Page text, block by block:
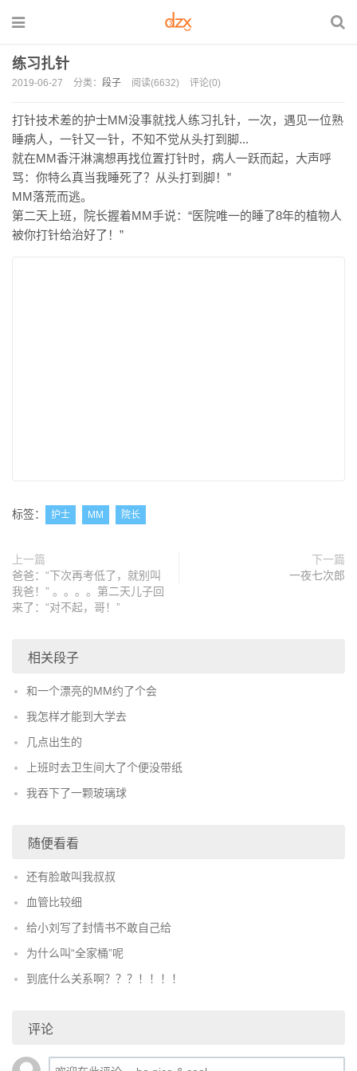
练习扎针
2019-06-27 分类： 段子 阅读(6632) 评论(0)
打针技术差的护士MM没事就找人练习扎针，一次，遇见一位熟
睡病人，一针又一针，不知不觉从头打到脚...
就在MM香汗淋漓想再找位置打针时，病人一跃而起，大声呼
骂：你特么真当我睡死了？从头打到脚！”
MM落荒而逃。
第二天上班，院长握着MM手说：“医院唯一的睡了8年的植物人
被你打针给治好了！”
标签： 护士 MM 院长
上一篇
爸爸：“下次再考低了，就别叫
我爸！” 。。。。第二天儿子回
来了：“对不起，哥！”
下一篇
一夜七次郎
相关段子
和一个漂亮的MM约了个会
我怎样才能到大学去
几点出生的
上班时去卫生间大了个便没带纸
我吞下了一颗玻璃球
随便看看
还有脸敢叫我叔叔
血管比较细
给小刘写了封情书不敢自己给
为什么叫“全家桶”呢
到底什么关系啊？？？！！！！
评论